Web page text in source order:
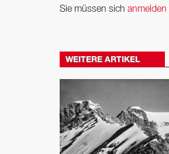
Sie müssen sich anmelden
WEITERE ARTIKEL